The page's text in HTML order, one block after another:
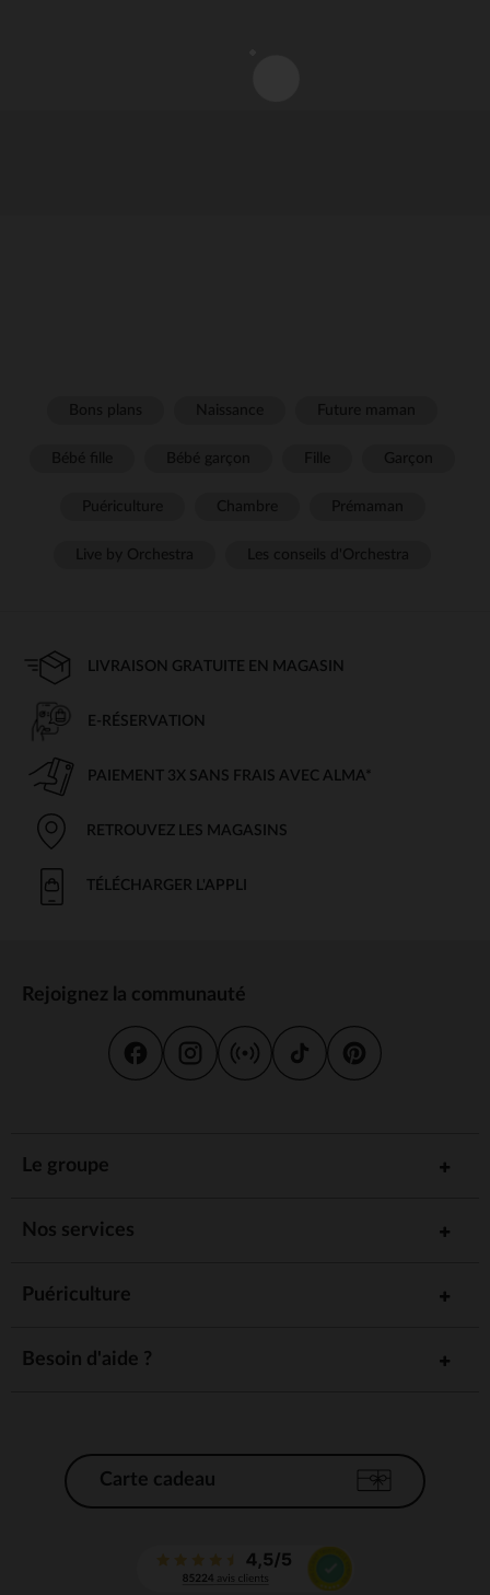
LIVRAISON GRATUITE EN MAGASIN
E-RÉSERVATION
PAIEMENT 3X SANS FRAIS AVEC ALMA*
RETROUVEZ LES MAGASINS
TÉLÉCHARGER L'APPLI
Rejoignez la communauté
Le groupe
Nos services
Puériculture
Besoin d'aide ?
Carte cadeau